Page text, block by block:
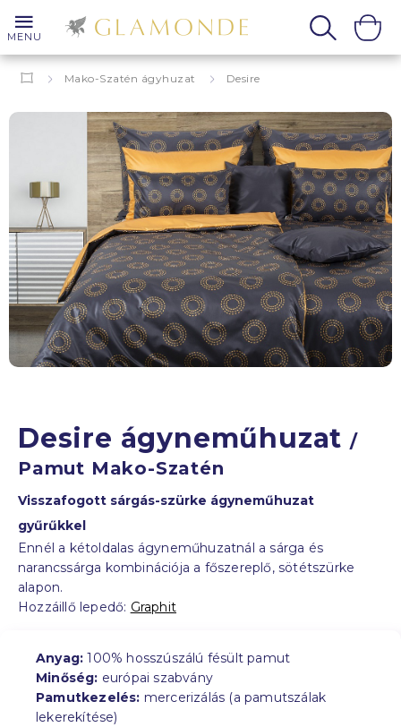
MENU
Mako-Szatén ágyhuzat Desire
Desire ágyneműhuzat /
Pamut Mako-Szatén
Visszafogott sárgás-szürke ágyneműhuzat
gyűrűkkel
Ennél a kétoldalas ágyneműhuzatnál a sárga és
narancssárga kombinációja a főszereplő, sötétszürke
alapon.
Hozzáillő lepedő: Graphit
Anyag: 100% hosszúszálú fésült pamut
Minőség: európai szabvány
Pamutkezelés: mercerizálás (a pamutszálak
lekerekítése)